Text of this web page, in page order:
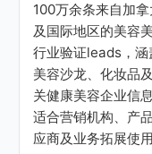
100万余条来自加拿
及国际地区的美容
行业验证leads，涵
美容沙龙、化妆品
关健康美容企业信
适合营销机构、产
应商及业务拓展使